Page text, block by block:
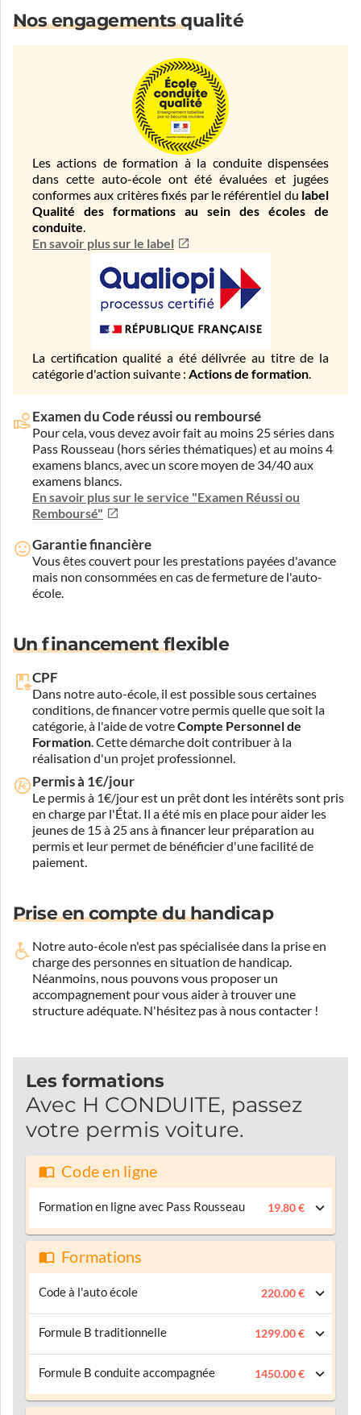
Nos engagements qualité
Les actions de formation à la conduite dispensées
dans cette auto-école ont été évaluées et jugées
conformes aux critères fixés par le référentiel du label
Qualité des formations au sein des écoles de
conduite.
En savoir plus sur le label
La certification qualité a été délivrée au titre de la
catégorie d'action suivante : Actions de formation.
Examen du Code réussi ou remboursé
Pour cela, vous devez avoir fait au moins 25 séries dans
Pass Rousseau (hors séries thématiques) et au moins 4
examens blancs, avec un score moyen de 34/40 aux
examens blancs.
En savoir plus sur le service "Examen Réussi ou
Remboursé"
Garantie financière
Vous êtes couvert pour les prestations payées d'avance
mais non consommées en cas de fermeture de l'auto-
école.
Un financement flexible
CPF
Dans notre auto-école, il est possible sous certaines
conditions, de financer votre permis quelle que soit la
catégorie, à l'aide de votreCompte Personnel de
Formation. Cette démarche doit contribuer à la
réalisation d'un projet professionnel.
Permis à 1€/jour
Le permis à 1€/jour est un prêt dont les intérêts sont pris
en charge par l'État. Il a été mis en place pour aider les
jeunes de 15 à 25 ans à financer leur préparation au
permis et leur permet de bénéficier d'une facilité de
paiement.
Prise en compte du handicap
Notre auto-école n'est pas spécialisée dans la prise en
charge des personnes en situation de handicap.
Néanmoins, nous pouvons vous proposer un
accompagnement pour vous aider à trouver une
structure adéquate. N'hésitez pas à nous contacter !
Les formations
Avec H CONDUITE, passez
votre permis voiture.
Code en ligne
Formation en ligne avec Pass Rousseau 19.80 €
Formations
Code à l'auto école 220.00 €
Formule B traditionnelle 1299.00 €
Formule B conduite accompagnée 1450.00 €